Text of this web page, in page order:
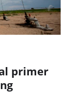
primer